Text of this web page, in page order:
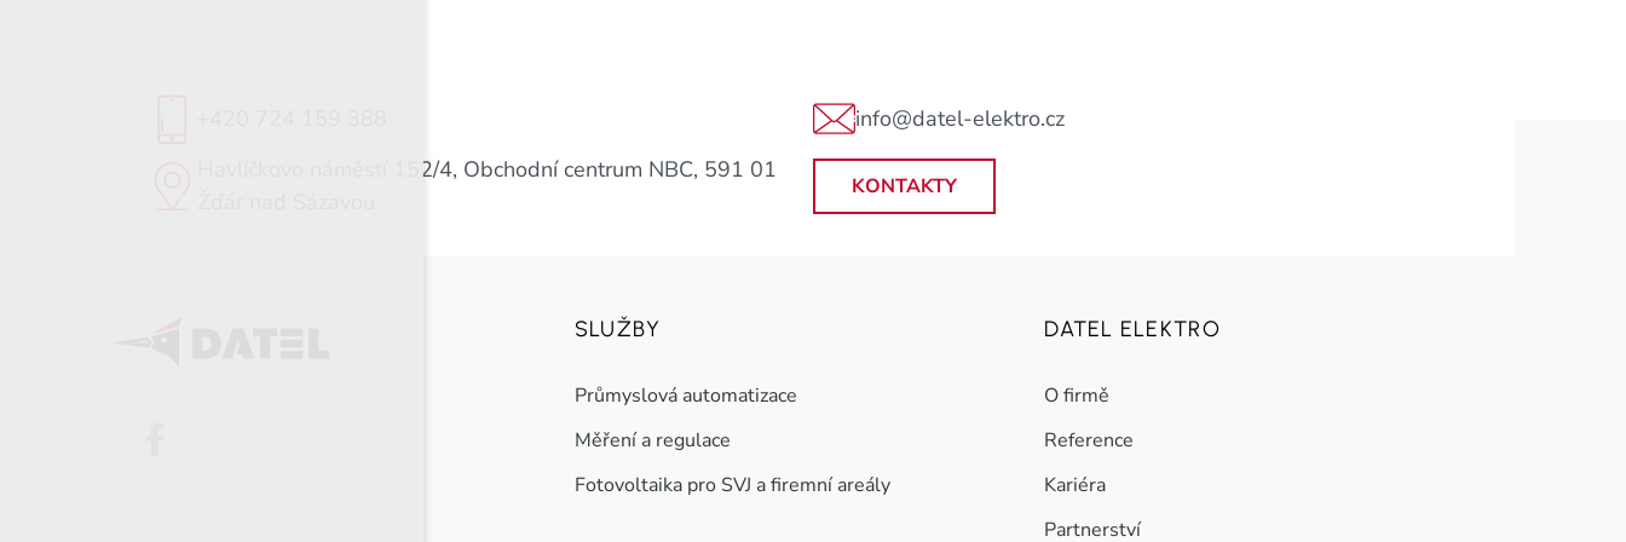
info@datel-elektro.cz
Havlíčkovo náměstí 152/4, Obchodní centrum NBC, 591 01
KONTAKTY
SLUŽBY
Průmyslová automatizace
Měření a regulace
Fotovoltaika pro SVJ a firemní areály
DATEL ELEKTRO
O firmě
Reference
Kariéra
Partnerství